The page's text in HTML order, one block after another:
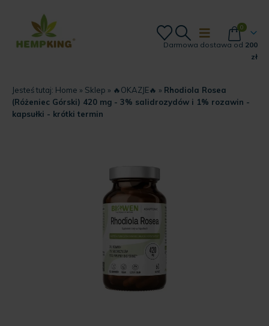
0
Darmowa dostawa od 200
zł
Jesteś tutaj: Home » Sklep » 🔥OKAZJE🔥 » Rhodiola Rosea
(Różeniec Górski) 420 mg - 3% salidrozydów i 1% rozawin -
kapsułki - krótki termin